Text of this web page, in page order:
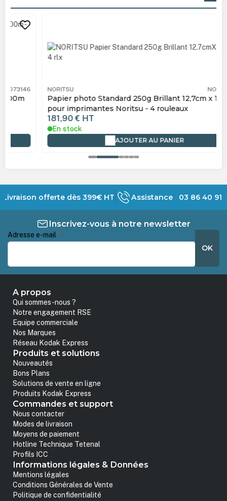
NORITSU NOS073147
Papier photo Standard 250g Brillant 12,7cm x 100m
pour imprimantes Noritsu - 4 rouleaux
181,90 €HT
En stock
AJOUTER AU PANIER
Livraison offerte dès 399€ HT Assistance 03 86 40 91
Inscrivez-vous à notre newsletter
Adresse e-mail *
OK
A propos
Qui sommes-nous ?
Notre engagement RSE
Equipe commerciale
Nos Marques
Réseau Kodak Express
Produits et solutions
Nouveautés
Bons Plans
Solutions de vente en ligne
Produits Kodak Express
Commandes et support
Nous contacter
Modes de livraison
Moyens de paiement
Hotline Technique Tetenal
Profils ICC
Informations légales & Données
Mentions légales
Conditions Générales de Vente
Politique de confidentialité